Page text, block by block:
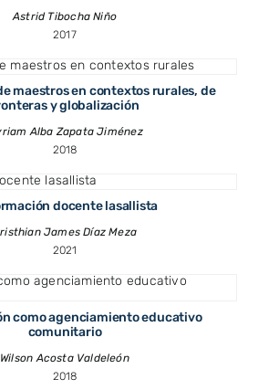
Astrid Tibocha Niño
2017
maestros en contextos rurales, de
y globalización
Alba Zapata Jiménez
2018
docente lasallista
James Díaz Meza
2021
como agenciamiento educativo
comunitario
Wilson Acosta Valdeleón
2018